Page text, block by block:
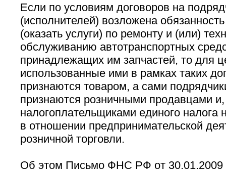
Если по условиям договоров на
(исполнителей) возложена
(оказать услуги) по ремонту и (или)
обслуживанию автотранспортных
принадлежащих им запчастей, то для
использованные ими в рамках таких
признаются товаром, а сами
признаются розничными продавцами
налогоплательщиками единого налога
в отношении предпринимательской
розничной торговли.
Об этом Письмо ФНС РФ от 30.01.2009